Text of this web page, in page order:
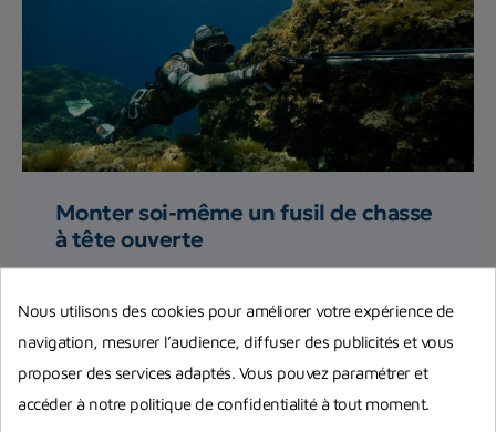
Monter soi-même un fusil de chasse
à tête ouverte
Vous souhaitez apprendre à monter vous-même
votre fusil harpon à tête ouverte ? On vous
explique précisément...
Lire la suite
Nous utilisons des cookies pour améliorer votre expérience de
navigation, mesurer l’audience, diffuser des publicités et vous
proposer des services adaptés. Vous pouvez paramétrer et
accéder à notre politique de confidentialité à tout moment.